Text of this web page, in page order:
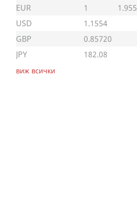
EUR 1
1.955
USD
1.1554
GBP
0.85720
JPY
182.08
виж всички